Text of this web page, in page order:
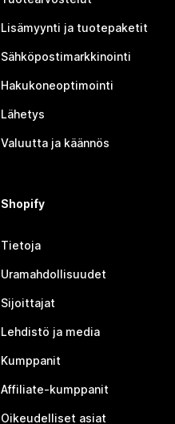
Lisämyynti ja tuotepaketit
Sähköpostimarkkinointi
Hakukoneoptimointi
Lähetys
Valuutta ja käännös
Shopify
Tietoja
Uramahdollisuudet
Sijoittajat
Lehdistö ja media
Kumppanit
Affiliate-kumppanit
Oikeudelliset asiat